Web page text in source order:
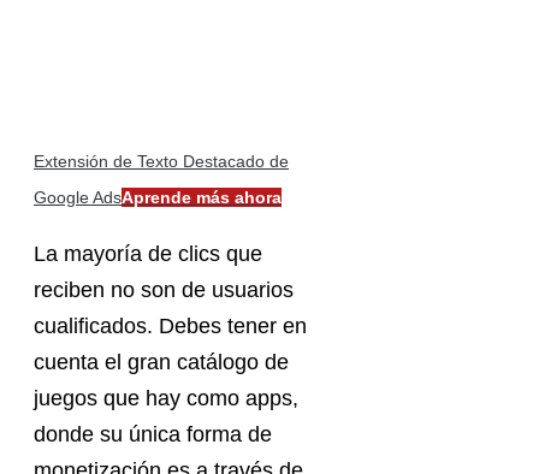
Extensión de Texto Destacado de
Google AdsAprende más ahora
La mayoría de clics que
reciben no son de usuarios
cualificados. Debes tener en
cuenta el gran catálogo de
juegos que hay como apps,
donde su única forma de